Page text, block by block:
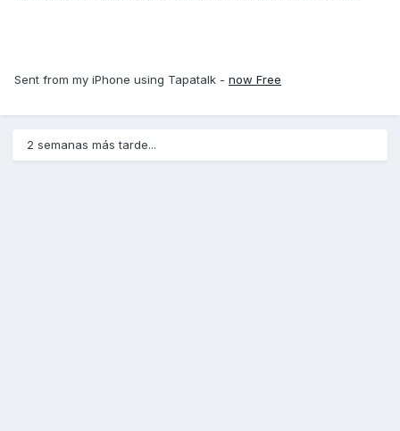
Sent from my iPhone using Tapatalk - now Free
2 semanas más tarde...